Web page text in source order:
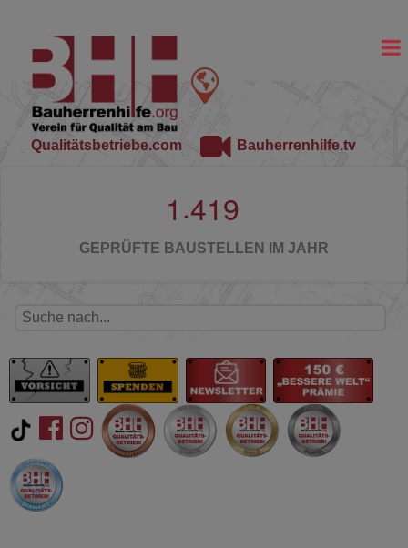
Qualitätsbetriebe.com Bauherrenhilfe.tv
1 .419
GEPRÜFTE BAUSTELLEN IM JAHR